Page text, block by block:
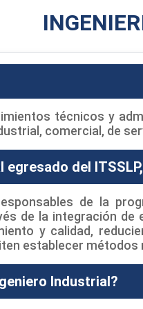
técnicos y
comercial, de
del
de la
de la integración
y calidad,
establecer
Industrial?